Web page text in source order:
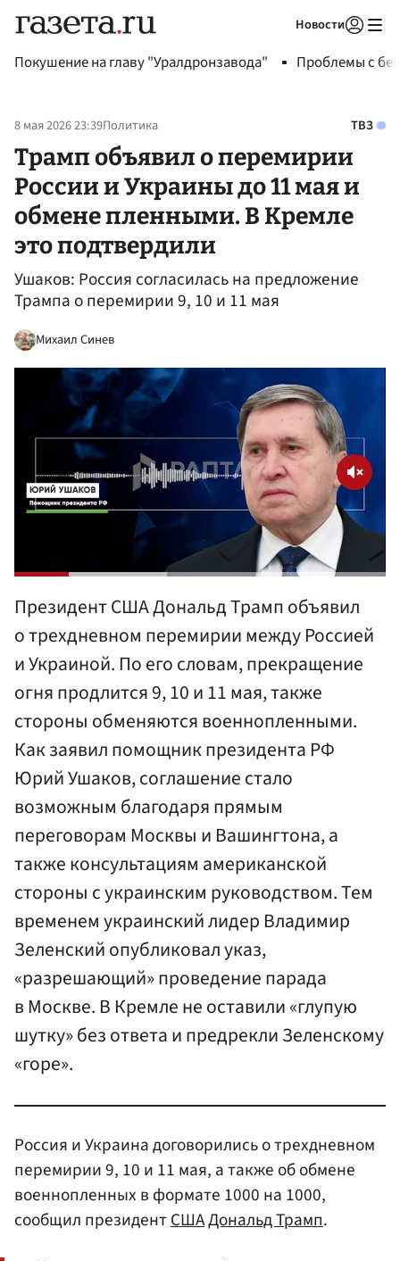
Новости
Покушение на главу "Уралдронзавода" Проблемы с
8 мая 2026 23:39Политика ТВЗ
Трамп объявил о перемирии
России и Украины до 11 мая и
обмене пленными. В Кремле
это подтвердили
Ушаков: Россия согласилась на предложение
Трампа о перемирии 9, 10 и 11 мая
Михаил Синев
Президент США Дональд Трамп объявил
о трехдневном перемирии между Россией
и Украиной. По его словам, прекращение
огня продлится 9, 10 и 11 мая, также
стороны обменяются военнопленными.
Как заявил помощник президента РФ
Юрий Ушаков, соглашение стало
возможным благодаря прямым
переговорам Москвы и Вашингтона, а
также консультациям американской
стороны с украинским руководством. Тем
временем украинский лидер Владимир
Зеленский опубликовал указ,
«разрешающий» проведение парада
в Москве. В Кремле не оставили «глупую
шутку» без ответа и предрекли Зеленскому
«горе».
Россия и Украина договорились о трехдневном
перемирии 9, 10 и 11 мая, а также об обмене
военнопленных в формате 1000 на 1000,
сообщил президентСШАДональд Трамп.